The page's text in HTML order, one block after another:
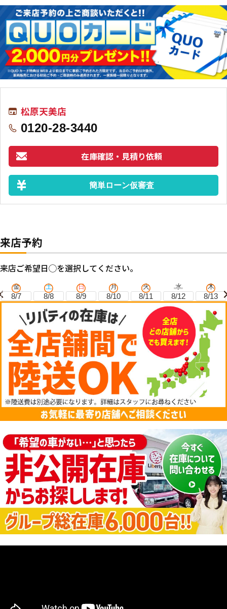
松原天美店
0120-28-3440
在庫確認・見積り依頼
簡単ローン仮審査
来店予約
来店ご希望日◯を選択してください。
金
8/7
土
8/8
日
8/9
月
8/10
火
8/11
水
8/12
木
8/13